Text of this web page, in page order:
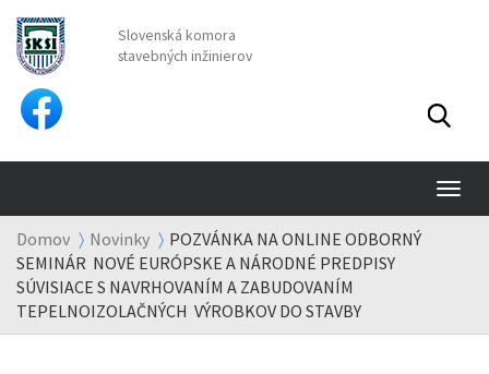
Slovenská komora
stavebných inžinierov
Domov Novinky
POZVÁNKA NA ONLINE ODBORNÝ
SEMINÁR NOVÉ EURÓPSKE A NÁRODNÉ PREDPISY
SÚVISIACE S NAVRHOVANÍM A ZABUDOVANÍM
TEPELNOIZOLAČNÝCH VÝROBKOV DO STAVBY